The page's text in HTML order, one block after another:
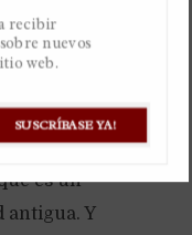
Por eso el
dragón, que
es un
antigua. Y
SUSCRÍBASE YA!
recibir
nuevos
web.